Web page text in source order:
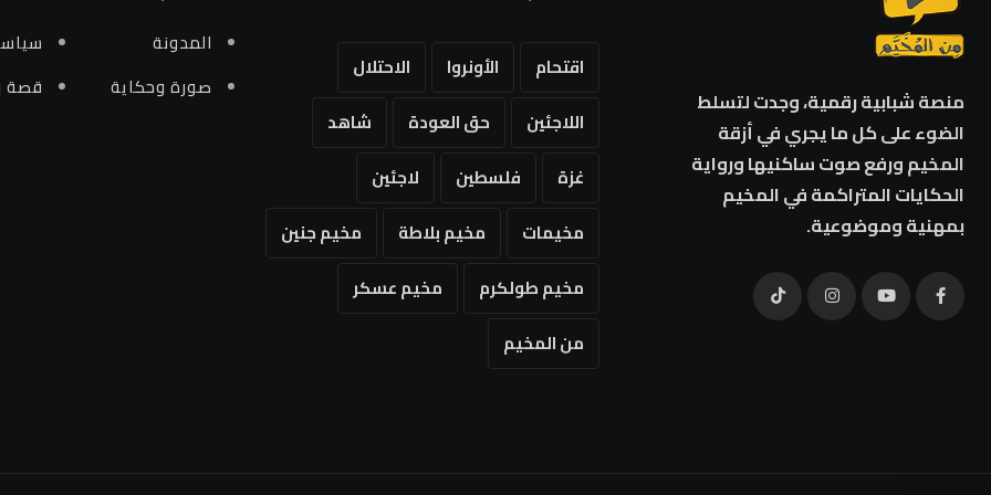
منصة شبابية رقمية، وجدت لتسلط
الضوء على كل ما يجري في أزقة
المخيم ورفع صوت ساكنيها ورواية
الحكايات المتراكمة في المخيم
بمهنية وموضوعية.
اقتحام الأونروا
الاحتلال
اللاجئين
حق العودة
شاهد
غزة
فلسطين
لاجئين
مخيمات
مخيم بلاطة
مخيم جنين
مخيم طولكرم
مخيم عسكر
من المخيم
المدونة
صورة وحكاية
قصة